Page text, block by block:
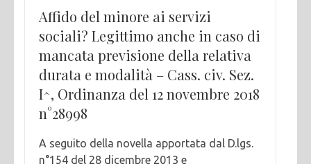
Affido del minore ai servizi
sociali? Legittimo anche in caso di
mancata previsione della relativa
durata e modalità – Cass. civ. Sez.
I^, Ordinanza del 12 novembre 2018
n°28998
A seguito della novella apportata dal D.lgs.
n°154 del 28 dicembre 2013 e